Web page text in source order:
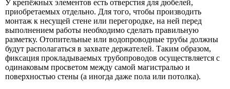
У крепёжных элементов есть отверстия для дюбелей,
приобретаемых отдельно. Для того, чтобы производить
монтаж к несущей стене или перегородке, на ней перед
выполнением работы необходимо сделать правильную
разметку. Отопительные или водопроводные трубы должны
будут располагаться в захвате держателей. Таким образом,
фиксация прокладываемых трубопроводов осуществляется с
одинаковым просветом между самой магистралью и
поверхностью стены (а иногда даже пола или потолка).